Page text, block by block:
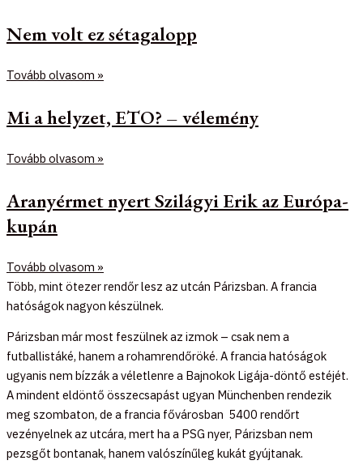
Nem volt ez sétagalopp
Tovább olvasom »
Mi a helyzet, ETO? – vélemény
Tovább olvasom »
Aranyérmet nyert Szilágyi Erik az Európa-
kupán
Tovább olvasom »
Több, mint ötezer rendőr lesz az utcán Párizsban. A francia
hatóságok nagyon készülnek.
Párizsban már most feszülnek az izmok – csak nem a
futballistáké, hanem a rohamrendőröké. A francia hatóságok
ugyanis nem bízzák a véletlenre a Bajnokok Ligája-döntő estéjét.
A mindent eldöntő összecsapást ugyan Münchenben rendezik
meg szombaton, de a francia fővárosban 5400 rendőrt
vezényelnek az utcára, mert ha a PSG nyer, Párizsban nem
pezsgőt bontanak, hanem valószínűleg kukát gyújtanak.